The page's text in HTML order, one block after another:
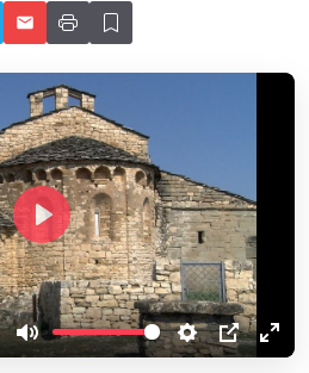
M
S
P
E
P
l
a
y